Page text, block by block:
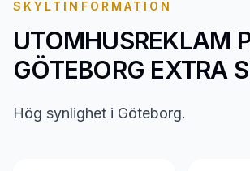
SKYLTINFORMATION
UTOMHUSREKLAM
GÖTEBORG EXTRA
Hög synlighet i Göteborg.